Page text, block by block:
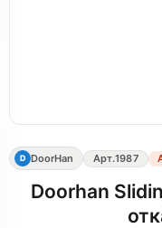
D DoorHan Арт.1987
Doorhan